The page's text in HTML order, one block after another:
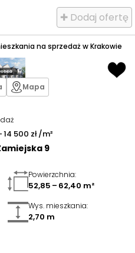
✚ Dodaj ofertę
na sprzedaż w Krakowie
14 500 zł /m²
9
Mapa
Powierzchnia:
52,85 – 62,40 m²
Wys. mieszkania:
2,70 m